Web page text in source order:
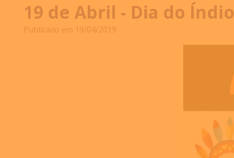
19 de Abril - Dia do Índio
Publicado em 19/04/2019